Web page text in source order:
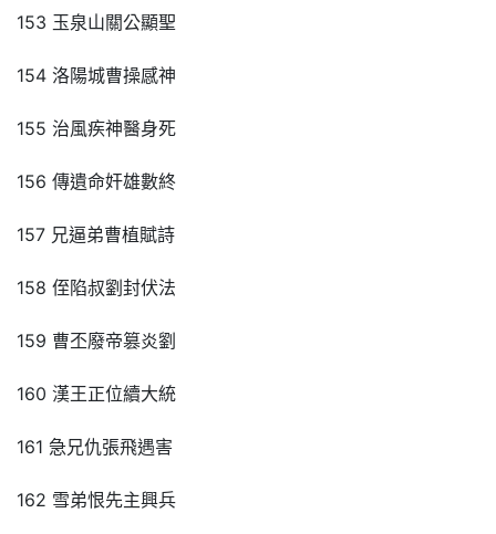
153 玉泉山關公顯聖
154 洛陽城曹操感神
155 治風疾神醫身死
156 傳遺命奸雄數終
157 兄逼弟曹植賦詩
158 侄陷叔劉封伏法
159 曹丕廢帝篡炎劉
160 漢王正位續大統
161 急兄仇張飛遇害
162 雪弟恨先主興兵